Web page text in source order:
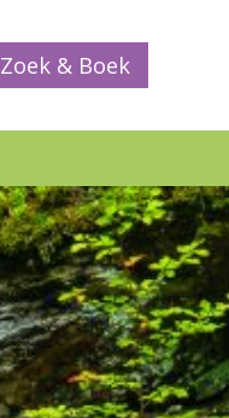
Zoek & Boek